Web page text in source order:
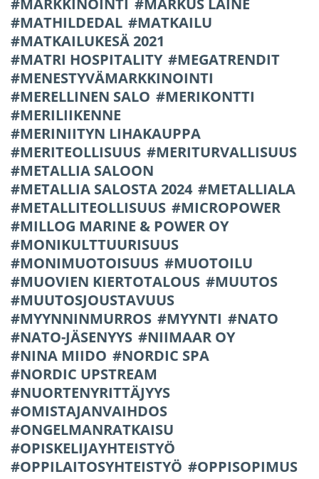
MATHILDEDAL
MATKAILU
MATKAILUKESÄ 2021
MATRI HOSPITALITY
MEGATRENDIT
MENESTYVÄMARKKINOINTI
MERELLINEN SALO
MERIKONTTI
MERILIIKENNE
MERINIITYN LIHAKAUPPA
MERITEOLLISUUS
MERITURVALLISUUS
METALLIA SALOON
METALLIA SALOSTA 2024
METALLIALA
METALLITEOLLISUUS
MICROPOWER
MILLOG MARINE & POWER OY
MONIKULTTUURISUUS
MONIMUOTOISUUS
MUOTOILU
MUOVIEN KIERTOTALOUS
MUUTOS
MUUTOSJOUSTAVUUS
MYYNNINMURROS
MYYNTI
NATO
NATO-JÄSENYYS
NIIMAAR OY
NINA MIIDO
NORDIC SPA
NORDIC UPSTREAM
NUORTENYRITTÄJYYS
OMISTAJANVAIHDOS
ONGELMANRATKAISU
OPISKELIJAYHTEISTYÖ
OPPILAITOSYHTEISTYÖ
OPPISOPIMUS